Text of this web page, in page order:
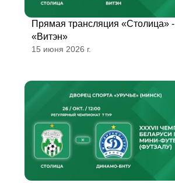
Прямая трансляция «Столица» -
«Витэн»
15 июня 2026 г.